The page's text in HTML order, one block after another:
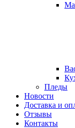
Пледы
Новости
Доставка и
Отзывы
Контакты